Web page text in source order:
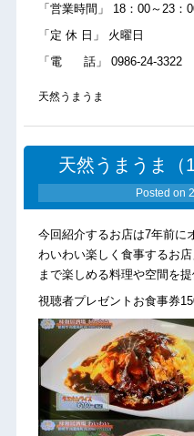
「営業時間」 18：00～23：
「定 休 日」 火曜日
「電 話」 0986-24-3322
天然うまうま
天然うまうま（
Posted on
今回紹介するお店は7年前に
わいわい楽しく食事するお
まで楽しめる料理や空間を提
視聴者プレゼントお食事券